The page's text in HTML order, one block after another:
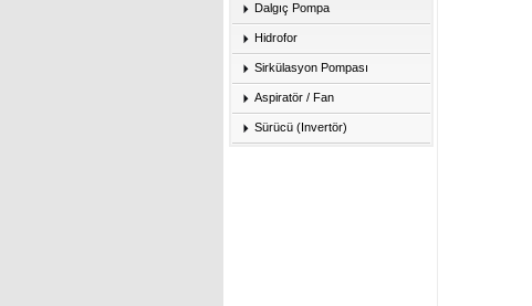
Dalgıç Pompa
Hidrofor
Sirkülasyon Pompası
Aspiratör / Fan
Sürücü (Invertör)